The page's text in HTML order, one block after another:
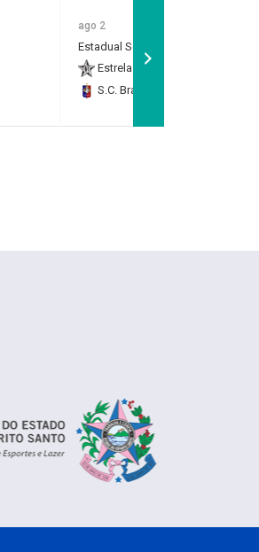
ago 2
Estadual Série B
Estrela do Norte F.C.
S.C. Brasil Capixaba